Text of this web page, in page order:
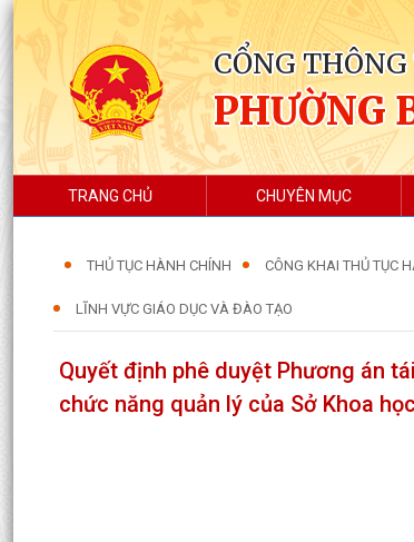
CỔNG
PHƯỜNG
TRANG CHỦ CHUYÊN MỤC
THỦ TỤC HÀNH CHÍNH CÔNG KHAI THỦ TỤC
LĨNH VỰC GIÁO DỤC VÀ ĐÀO TẠO
Quyết định phê duyệt Phương án
chức năng quản lý của Sở Khoa